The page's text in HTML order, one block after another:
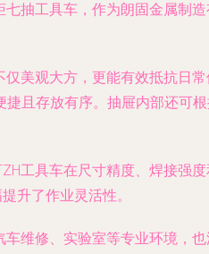
抽工具车，作为朗固金属制
美观大方，更能有效抵抗日
且存放有序。抽屉内部还可
工具车在尺寸精度、焊接强
升了作业灵活性。
维修、实验室等专业环境，